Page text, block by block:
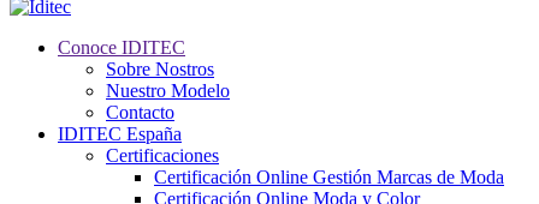
Conoce IDITEC
Sobre Nostros
Nuestro Modelo
Contacto
IDITEC España
Certificaciones
Certificación Online Gestión Marcas de Moda
Certificación Online Moda y Color